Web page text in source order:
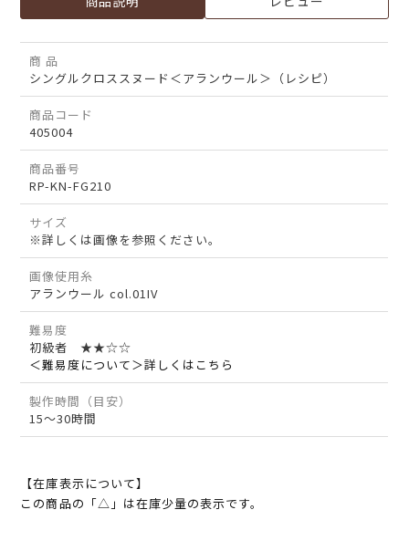
商 品
シングルクロススヌード＜アランウール＞（レシピ）
商品コード
405004
商品番号
RP-KN-FG210
サイズ
※詳しくは画像を参照ください。
画像使用糸
アランウール col.01IV
難易度
初級者 ★★☆☆
＜難易度について＞詳しくはこちら
製作時間（目安）
15～30時間
【在庫表示について】
この商品の「△」は在庫少量の表示です。